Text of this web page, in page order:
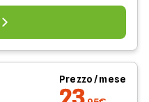
Prezzo / mese